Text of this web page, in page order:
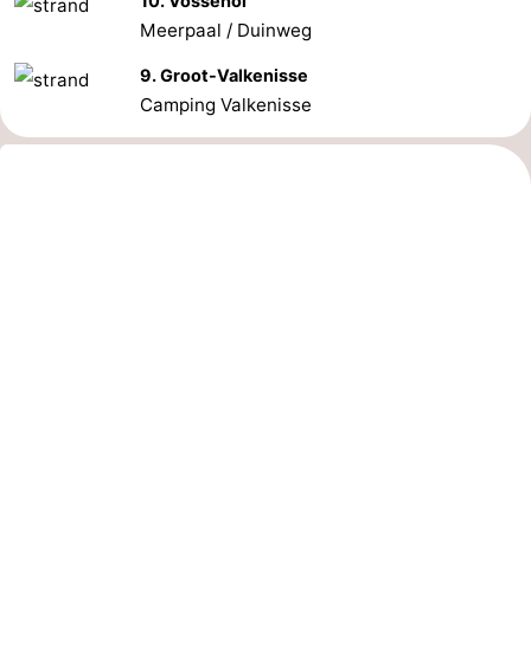
Meerpaal / Duinweg
9. Groot-Valkenisse
Camping Valkenisse